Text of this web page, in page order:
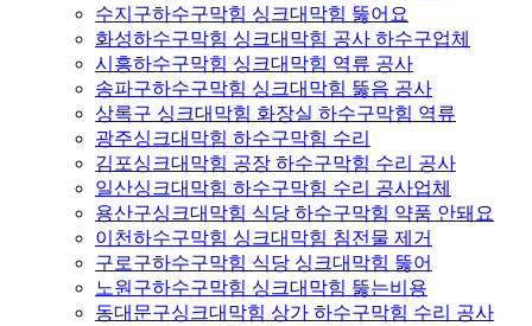
수지구하수구막힘 싱크대막힘 뚫어요
화성하수구막힘 싱크대막힘 공사 하수구업체
시흥하수구막힘 싱크대막힘 역류 공사
송파구하수구막힘 싱크대막힘 뚫음 공사
상록구 싱크대막힘 화장실 하수구막힘 역류
광주싱크대막힘 하수구막힘 수리
김포싱크대막힘 공장 하수구막힘 수리 공사
일산싱크대막힘 하수구막힘 수리 공사업체
용산구싱크대막힘 식당 하수구막힘 약품 안돼요
이천하수구막힘 싱크대막힘 침전물 제거
구로구하수구막힘 식당 싱크대막힘 뚫어
노원구하수구막힘 싱크대막힘 뚫는비용
동대문구싱크대막힘 상가 하수구막힘 수리 공사